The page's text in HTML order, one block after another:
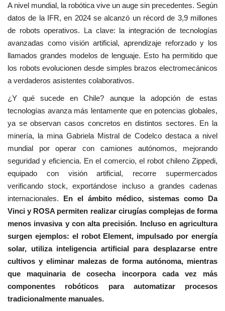
A nivel mundial, la robótica vive un auge sin precedentes. Según
datos de la IFR, en 2024 se alcanzó un récord de 3,9 millones
de robots operativos. La clave: la integración de tecnologías
avanzadas como visión artificial, aprendizaje reforzado y los
llamados grandes modelos de lenguaje. Esto ha permitido que
los robots evolucionen desde simples brazos electromecánicos
a verdaderos asistentes colaborativos.
¿Y qué sucede en Chile? aunque la adopción de estas
tecnologías avanza más lentamente que en potencias globales,
ya se observan casos concretos en distintos sectores. En la
minería, la mina Gabriela Mistral de Codelco destaca a nivel
mundial por operar con camiones autónomos, mejorando
seguridad y eficiencia. En el comercio, el robot chileno Zippedi,
equipado con visión artificial, recorre supermercados
verificando stock, exportándose incluso a grandes cadenas
internacionales. En el ámbito médico, sistemas como Da
Vinci y ROSA permiten realizar cirugías complejas de forma
menos invasiva y con alta precisión. Incluso en agricultura
surgen ejemplos: el robot Element, impulsado por energía
solar, utiliza inteligencia artificial para desplazarse entre
cultivos y eliminar malezas de forma autónoma, mientras
que maquinaria de cosecha incorpora cada vez más
componentes robóticos para automatizar procesos
tradicionalmente manuales.